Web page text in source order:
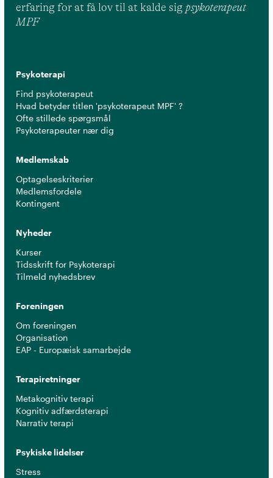
erfaring for at få lov til at kalde sig psykoterapeut
MPF
Psykoterapi
Find psykoterapeut
Hvad betyder titlen 'psykoterapeut MPF' ?
Ofte stillede spørgsmål
Psykoterapeuter nær dig
Medlemskab
Optagelseskriterier
Medlemsfordele
Kontingent
Nyheder
Kurser
Tidsskrift for Psykoterapi
Tilmeld nyhedsbrev
Foreningen
Om foreningen
Organisation
EAP - Europæisk samarbejde
Terapiretninger
Metakognitiv terapi
Kognitiv adfærdsterapi
Narrativ terapi
Psykiske lidelser
Stress